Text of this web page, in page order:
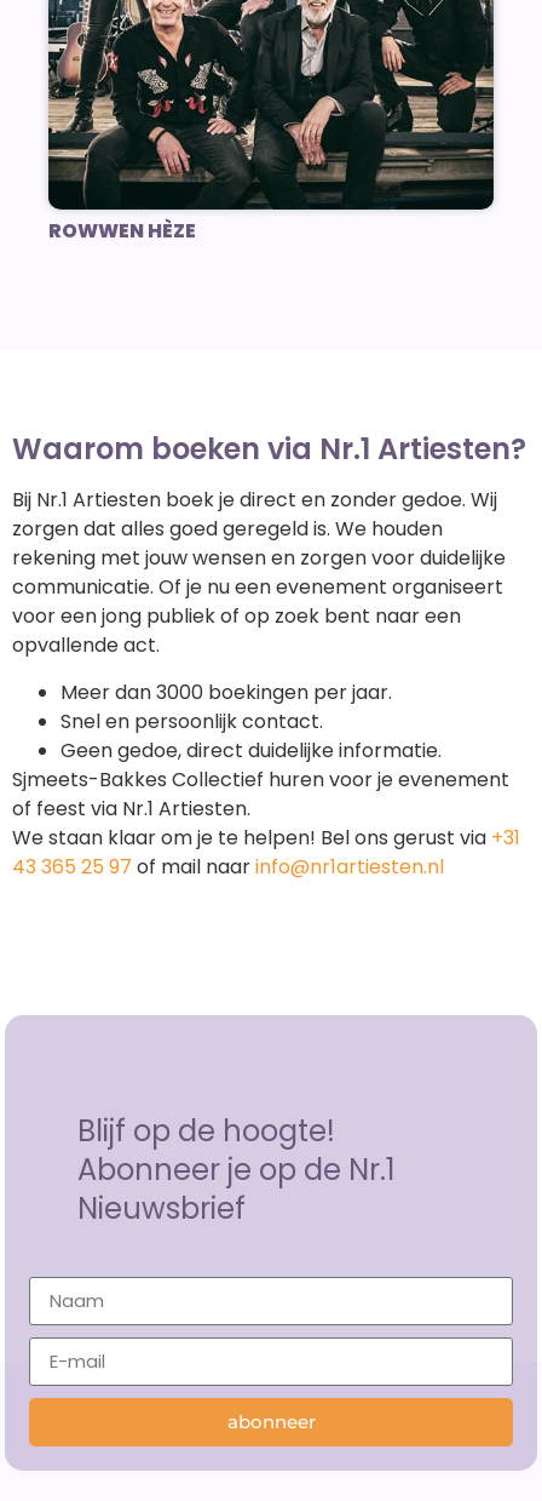
ROWWEN HÈZE
Waarom boeken via Nr.1 Artiesten?
Bij Nr.1 Artiesten boek je direct en zonder gedoe. Wij
zorgen dat alles goed geregeld is. We houden
rekening met jouw wensen en zorgen voor duidelijke
communicatie. Of je nu een evenement organiseert
voor een jong publiek of op zoek bent naar een
opvallende act.
Meer dan 3000 boekingen per jaar.
Snel en persoonlijk contact.
Geen gedoe, direct duidelijke informatie.
Sjmeets-Bakkes Collectief huren voor je evenement
of feest via Nr.1 Artiesten.
We staan klaar om je te helpen! Bel ons gerust via +31
43 365 25 97 of mail naarinfo@nr1artiesten.nl
Blijf op de hoogte!
Abonneer je op de Nr.1
Nieuwsbrief
abonneer